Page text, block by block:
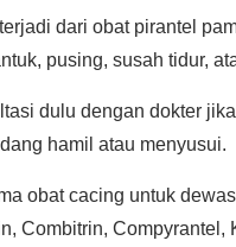
dari obat pirantel
pusing, susah tidur,
dulu dengan dokter
hamil atau menyusui.
obat cacing untuk
Combitrin,